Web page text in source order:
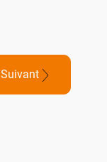
Suivant